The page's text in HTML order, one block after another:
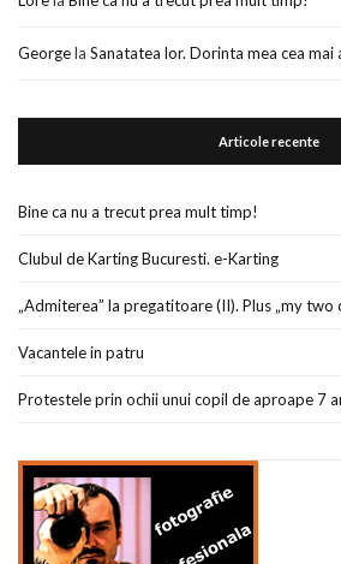
Georgela Sanatatea lor. Dorinta mea cea mai
Articole recente
Bine ca nu a trecut prea mult timp!
Clubul de Karting Bucuresti. e-Karting
„Admiterea” la pregatitoare (II). Plus „my two
Vacantele in patru
Protestele prin ochii unui copil de aproape 7